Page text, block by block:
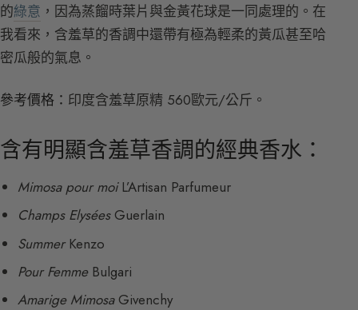
的綠意 ，因為蒸餾時葉片與金黃花球是一同處理的。在
我看來，含羞草的香調中還帶有極為輕柔的黃瓜甚至哈
密瓜般的氣息。
參考價格： 印度含羞草原精 560歐元/公斤。
含有明顯含羞草香調的經典香水：
Mimosa pour moiL’Artisan Parfumeur
Champs ElyséesGuerlain
SummerKenzo
Pour FemmeBulgari
Amarige MimosaGivenchy